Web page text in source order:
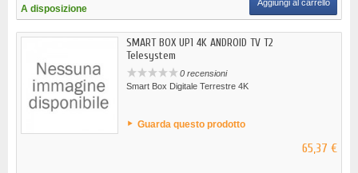
A disposizione
Aggiungi al carrello
SMART BOX UP1 4K ANDROID TV T2
Telesystem
0 recensioni
Smart Box Digitale Terrestre 4K
Guarda questo prodotto
65,37 €